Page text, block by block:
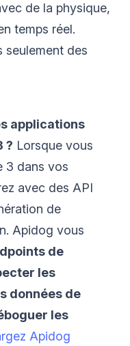
de la physique,
temps réel.
seulement des
applications
? Lorsque vous
3 dans vos
avec des API
de
Apidog vous
de
les
données de
les
Apidog